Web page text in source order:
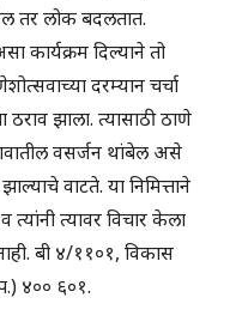
तर लोक बदलतात.
कार्यक्रम दिल्याने तो
दरम्यान चर्चा
ठराव झाला. त्यासाठी ठाणे
वसर्जन थांबेल असे
वाटते. या निमित्ताने
त्यांनी त्यावर विचार केला
बी ४/११०१, विकास
४०० ६०१.